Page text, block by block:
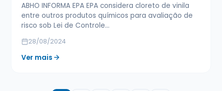
ABHO INFORMA EPA EPA considera cloreto de vinila
entre outros produtos químicos para avaliação de
risco sob Lei de Controle…
28/08/2024
Ver mais